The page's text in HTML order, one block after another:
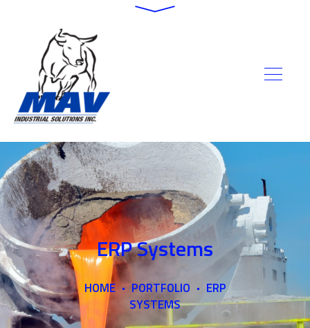
ERP Systems
HOME PORTFOLIO
ERP
SYSTEMS